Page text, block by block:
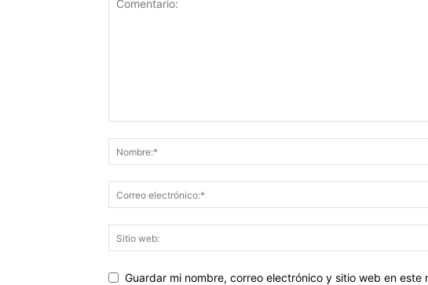
Guardar mi nombre, correo electrónico y sitio web en